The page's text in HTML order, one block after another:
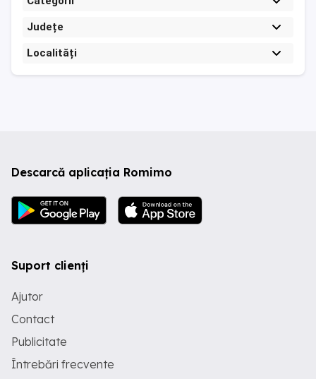
Județe
Localități
Descarcă aplicația Romimo
Suport clienți
Ajutor
Contact
Publicitate
Întrebări frecvente